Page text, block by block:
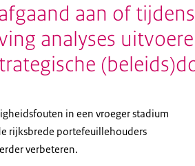
aan of
analyses
in een vroeger stadium
rijksbrede portefeuillehouders
verbeteren.